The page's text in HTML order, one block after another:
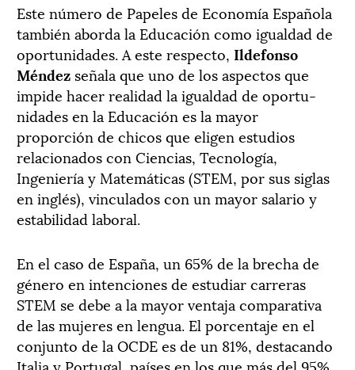
Este número de Papeles de Economía Española
también aborda la Educación como igualdad de
oportunidades. A este respecto, Ildefonso
Méndez señala que uno de los aspectos que
impide hacer realidad la igualdad de oportu­
nidades en la Educación es la mayor
proporción de chicos que eligen estudios
relacionados con Ciencias, Tecnología,
Ingeniería y Matemá­ticas (STEM, por sus siglas
en inglés), vinculados con un mayor sala­rio y
estabilidad laboral.
En el caso de España, un 65% de la brecha de
género en intenciones de estudiar carreras
STEM se debe a la mayor ventaja comparativa
de las mujeres en lengua. El porcentaje en el
conjunto de la OCDE es de un 81%, destacando
Italia y Portugal, países en los que más del 95%